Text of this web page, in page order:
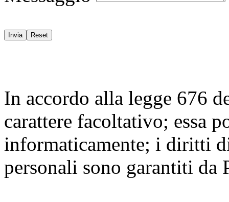
In accordo alla legge 676
carattere facoltativo; essa
informaticamente; i diritti
personali sono garantiti da